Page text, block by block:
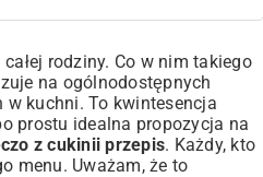
rodziny. Co w nim takiego
na ogólnodostępnych
kuchni. To kwintesencja
prostu idealna propozycja na
z cukinii przepis. Każdy, kto
menu. Uważam, że to